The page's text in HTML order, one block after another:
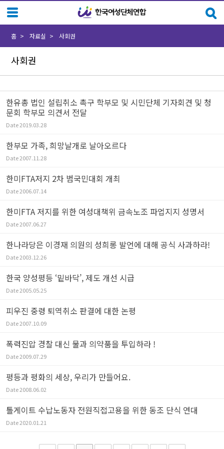
사회권
홈 자료실 사회권
한유총 법인 설립취소 촉구 학부모 및 시민단체 기자회견 및 청
문회 학부모 의견서 전달
Date2019.03.28
한부모 가족, 희망날개로 날아오르다
Date2007.11.28
한미FTA저지 2차 범국민대회 개최
Date2006.07.14
한미FTA 저지를 위한 여성대책위 금속노조 파업지지 성명서
Date2007.06.27
한나라당은 이경재 의원의 성희롱 발언에 대해 공식 사과하라!
Date2003.12.26
한국 양성평등 ‘밑바닥’, 제도 개선 시급
Date2005.05.25
피우진 중령 퇴역취소 판결에 대한 논평
Date2007.10.09
폭력진압 경찰 대신 물과 의약품을 투입하라 !
Date2009.07.29
평등과 평화의 세상, 우리가 만들어요.
Date2008.06.02
톨게이트 수납노동자 전원직접고용을 위한 동조 단식 연대
Date2020.01.21